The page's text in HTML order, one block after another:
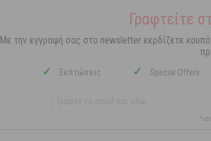
Γραφτείτε
Με την εγγραφή σας στο newsletter κερδίζετε
✓ Εκπτώσεις ✓ Special Offers